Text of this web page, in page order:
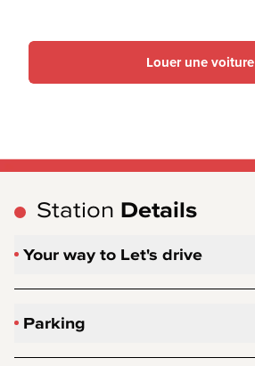
Louer une voiture
Station Details
Your way to Let's drive
Parking